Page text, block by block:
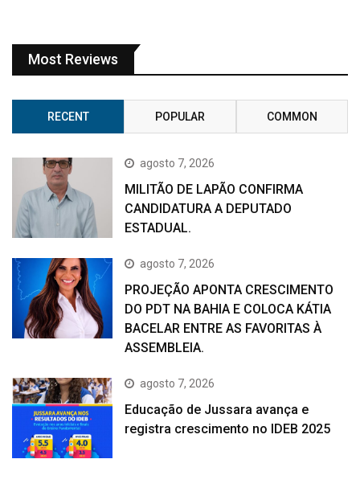
Most Reviews
RECENT POPULAR COMMON
agosto 7, 2026
MILITÃO DE LAPÃO CONFIRMA
CANDIDATURA A DEPUTADO
ESTADUAL.
agosto 7, 2026
PROJEÇÃO APONTA CRESCIMENTO
DO PDT NA BAHIA E COLOCA KÁTIA
BACELAR ENTRE AS FAVORITAS À
ASSEMBLEIA.
agosto 7, 2026
Educação de Jussara avança e
registra crescimento no IDEB 2025